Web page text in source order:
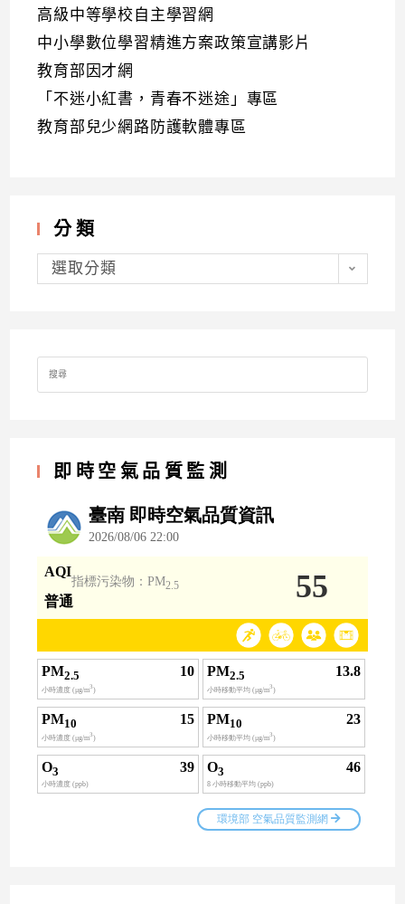
高級中等學校自主學習網
中小學數位學習精進方案政策宣講影片
教育部因才網
「不迷小紅書，青春不迷途」專區
教育部兒少網路防護軟體專區
分類
分
類選取分類
Search
for:
即時空氣品質監測